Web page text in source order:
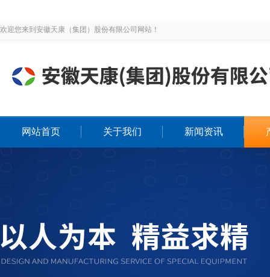
欢迎您来到安徽天康（集团）股份有限公司网站！
网站首页 关于我们 新闻资讯